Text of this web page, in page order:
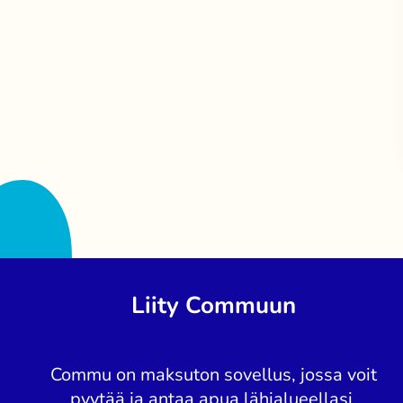
Liity Commuun
Commu on maksuton sovellus, jossa voit